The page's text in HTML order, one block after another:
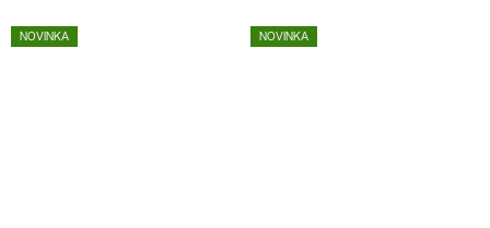
NOVINKA NOVINKA